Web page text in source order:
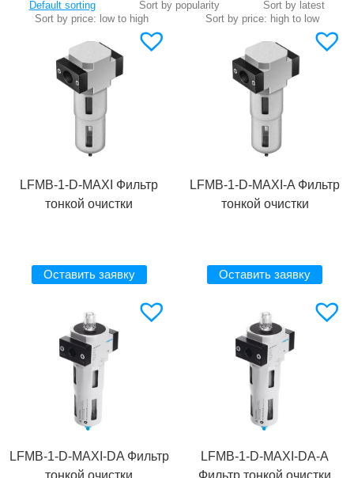
LFMB-1-D-MAXI Фильтр
тонкой очистки
Оставить заявку
LFMB-1-D-MAXI-A Фильтр
тонкой очистки
Оставить заявку
LFMB-1-D-MAXI-DA Фильтр
тонкой очистки
LFMB-1-D-MAXI-DA-A
Фильтр тонкой очистки